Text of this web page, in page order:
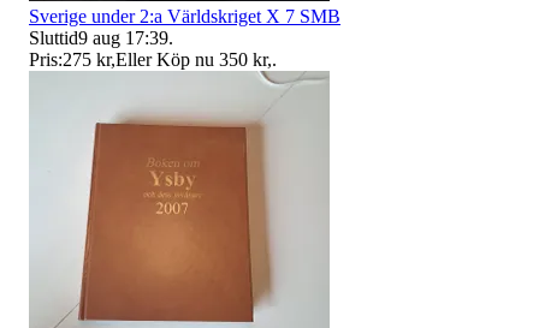
Sverige under 2:a Världskriget X 7 SMB
Sluttid9 aug 17:39.
Pris:275 kr,Eller Köp nu 350 kr,.